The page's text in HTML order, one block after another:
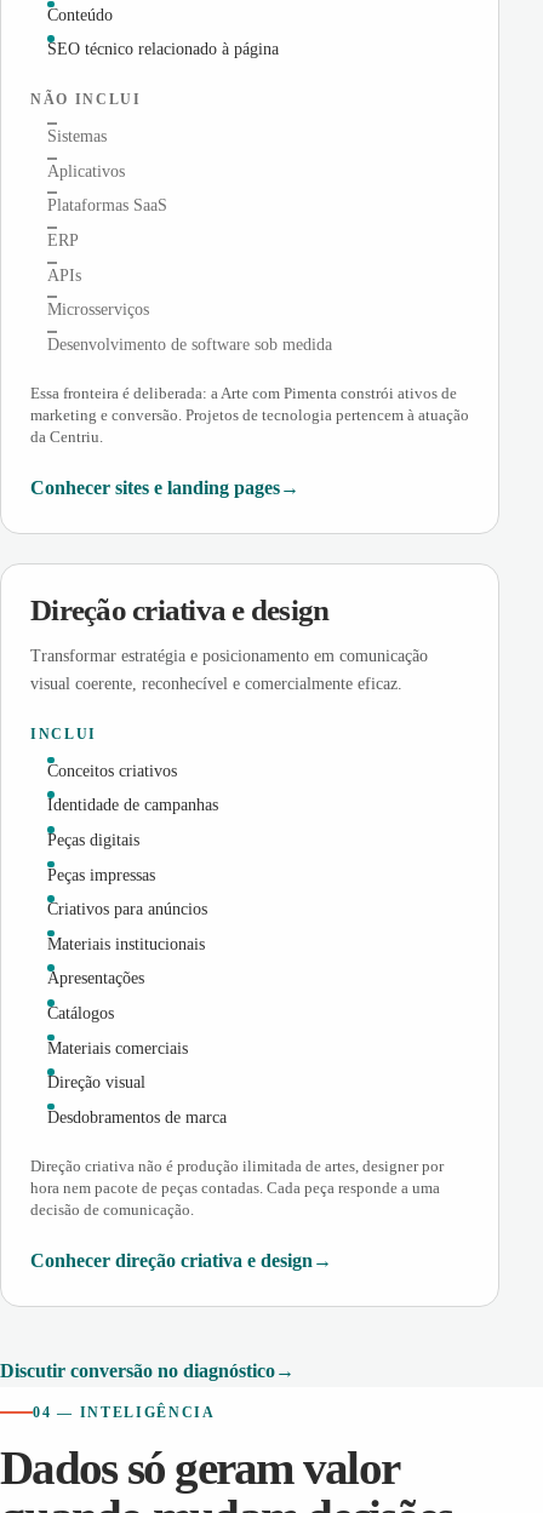
Conteúdo
SEO técnico relacionado à página
NÃO INCLUI
Sistemas
Aplicativos
Plataformas SaaS
ERP
APIs
Microsserviços
Desenvolvimento de software sob medida
Essa fronteira é deliberada: a Arte com Pimenta constrói ativos de
marketing e conversão. Projetos de tecnologia pertencem à atuação
da Centriu.
Conhecer sites e landing pages
Direção criativa e design
Transformar estratégia e posicionamento em comunicação
visual coerente, reconhecível e comercialmente eficaz.
INCLUI
Conceitos criativos
Identidade de campanhas
Peças digitais
Peças impressas
Criativos para anúncios
Materiais institucionais
Apresentações
Catálogos
Materiais comerciais
Direção visual
Desdobramentos de marca
Direção criativa não é produção ilimitada de artes, designer por
hora nem pacote de peças contadas. Cada peça responde a uma
decisão de comunicação.
Conhecer direção criativa e design
Discutir conversão no diagnóstico
04 — INTELIGÊNCIA
Dados só geram valor